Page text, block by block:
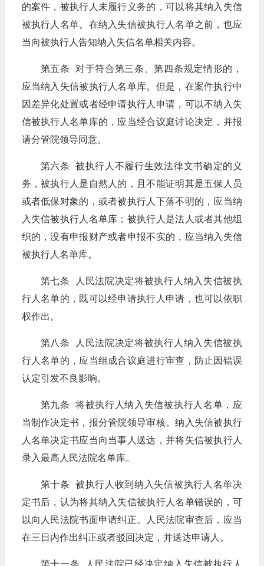
的案件，被执行人未履行义务的，可以将其纳入失信
被执行人名单。在纳入失信被执行人名单之前，也应
当向被执行人告知纳入失信名单相关内容。
第五条 对于符合第三条、第四条规定情形的，
应当纳入失信被执行人名单库。但是，在案件执行中
因差异化处置或者经申请执行人申请，可以不纳入失
信被执行人名单库的，应当经合议庭讨论决定，并报
请分管院领导同意。
第六条 被执行人不履行生效法律文书确定的义
务，被执行人是自然人的，且不能证明其是五保人员
或者低保对象的，或者被执行人下落不明的，应当纳
入失信被执行人名单库；被执行人是法人或者其他组
织的，没有申报财产或者申报不实的，应当纳入失信
被执行人名单库。
第七条 人民法院决定将被执行人纳入失信被执
行人名单的，既可以经申请执行人申请，也可以依职
权作出。
第八条 人民法院决定将被执行人纳入失信被执
行人名单的，应当组成合议庭进行审查，防止因错误
认定引发不良影响。
第九条 将被执行人纳入失信被执行人名单，应
当制作决定书，报分管院领导审核。纳入失信被执行
人名单决定书应当向当事人送达，并将失信被执行人
录入最高人民法院名单库。
第十条 被执行人收到纳入失信被执行人名单决
定书后，认为将其纳入失信被执行人名单错误的，可
以向人民法院书面申请纠正。人民法院审查后，应当
在三日内作出纠正或者驳回决定，并送达申请人。
第十一条 人民法院已经决定纳入失信被执行人